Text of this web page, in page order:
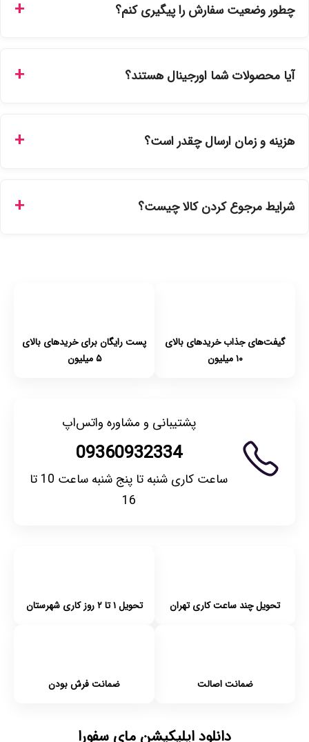
چطور وضعیت سفارش را پیگیری کنم؟
سفارشات در سایت، وضعیت لحظه‌ای مرسوله را مشاهده کنید.
آیا محصولات شما اورجینال هستند؟
نمایندگی‌های معتبر تهیه شده و دارای بچ‌کد قابل استعلام هستند.
هزینه و زمان ارسال چقدر است؟
انتخاب کنید و برای شهرستان‌ها بین یک الی ۳ روز کاری از طریق
شرایط مرجوع کردن کالا چیست؟
گیفت‌های جذاب خریدهای بالای
۱۰ میلیون
پست رایگان برای خریدهای بالای
۵ میلیون
پشتیبانی و مشاوره واتس‌اپ
09360932334
ساعت کاری شنبه تا پنج شنبه ساعت 10 تا
16
تحویل چند ساعت کاری تهران تحویل ۱ تا ۲ روز کاری شهرستان
ضمانت اصالت ضمانت فرش بودن
دانلود اپلیکیشن مای سفورا